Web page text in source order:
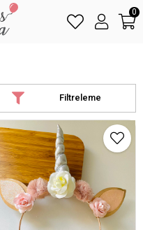
0
Filtreleme